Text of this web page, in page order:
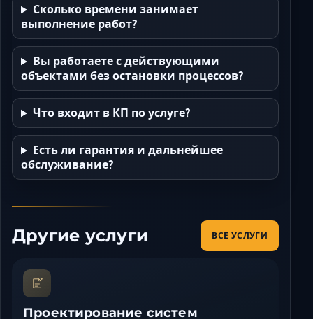
Сколько времени занимает
выполнение работ?
Вы работаете с действующими
объектами без остановки процессов?
Что входит в КП по услуге?
Есть ли гарантия и дальнейшее
обслуживание?
Другие услуги ВСЕ УСЛУГИ
Проектирование систем